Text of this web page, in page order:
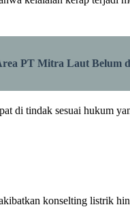
PT Mitra Laut Belum
di tindak sesuai hukum
konselting listrik